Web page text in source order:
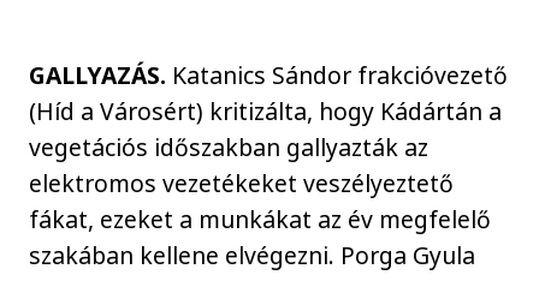
GALLYAZÁS. Katanics Sándor frakcióvezető
(Híd a Városért) kritizálta, hogy Kádártán a
vegetációs időszakban gallyazták az
elektromos vezetékeket veszélyeztető
fákat, ezeket a munkákat az év megfelelő
szakában kellene elvégezni. Porga Gyula